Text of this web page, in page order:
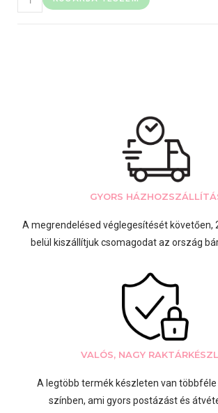
GYORS
A megrendelésed véglegesítését követően,
belül kiszállítjuk csomagodat az ország
VALÓS, NAGY
A legtöbb termék készleten van
színben, ami gyors postázást és